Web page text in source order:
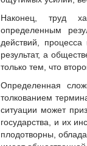
Наконец, труд
определенным
действий,
результат, а
только тем, что
Определенная
толкованием
ситуации может
государства, и их
плодотворны,